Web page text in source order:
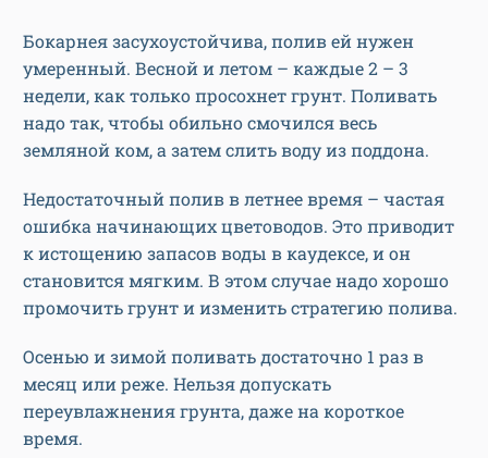
Бокарнея засухоустойчива, полив ей нужен
умеренный. Весной и летом – каждые 2 – 3
недели, как только просохнет грунт. Поливать
надо так, чтобы обильно смочился весь
земляной ком, а затем слить воду из поддона.
Недостаточный полив в летнее время – частая
ошибка начинающих цветоводов. Это приводит
к истощению запасов воды в каудексе, и он
становится мягким. В этом случае надо хорошо
промочить грунт и изменить стратегию полива.
Осенью и зимой поливать достаточно 1 раз в
месяц или реже. Нельзя допускать
переувлажнения грунта, даже на короткое
время.